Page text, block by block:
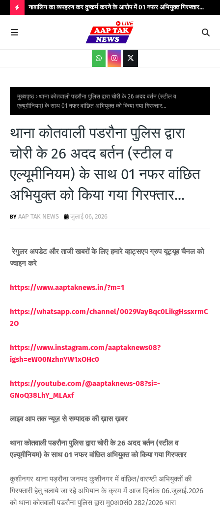
O
S
नाबालिग का व्यपहरण कर दुष्कर्म करने के आरोप में 01 नफर अभियुक्त गिरफ्तार...
मुख्यपृष्ठ
थाना कोतवाली पडरौना पुलिस द्वारा चोरी के 26 अदद बर्तन (स्टील व
एल्यूमीनियम) के साथ 01 नफर वांछित अभियुक्त को किया गया गिरफ्तार...
थाना कोतवाली पडरौना पुलिस द्वारा
चोरी के 26 अदद बर्तन (स्टील व
एल्यूमीनियम) के साथ 01 नफर वांछित
अभियुक्त को किया गया गिरफ्तार...
AAP TAK NEWS जुलाई 06, 2026
रेगुलर अपडेट और ताजी खबरों के लिए हमारे व्हाट्सएप ग्रुप यूट्यूब चैनल को
ज्वाइन करे
https://www.aaptaknews.in/?m=1
https://whatsapp.com/channel/0029VayBqc0LikgHssxrmC
2O
https://www.instagram.com/aaptaknews08?
igsh=eW00NzhnYW1xOHc0
https://youtube.com/@aaptaknews-08?si=-
GNoQ38LhY_MLAxf
लाइव आप तक न्यूज़ से सम्पादक की ख़ास ख़बर
थाना कोतवाली पडरौना पुलिस द्वारा चोरी के 26 अदद बर्तन (स्टील व
एल्यूमीनियम) के साथ 01 नफर वांछित अभियुक्त को किया गया गिरफ्तार
कुशीनगर थाना पड़रौना जनपद कुशीनगर में वांछित/वारण्टी अभियुक्तों की
गिरफ्तारी हेतु चलाये जा रहे अभियान के क्रम में आज दिनांक 06.जुलाई.2026
को थाना कोतवाली पडरौना पुलिस द्वारा मु0अ0सं0 282/2026 धारा